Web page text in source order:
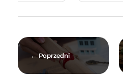
Poprzedni